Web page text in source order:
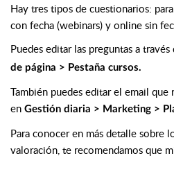
Hay tres tipos de cuestionarios:
con fecha (webinars) y online sin
Puedes editar las preguntas a través
de página > Pestaña cursos.
También puedes editar el email que
en Gestión diaria > Marketing >
Para conocer en más detalle sobre
valoración, te recomendamos que